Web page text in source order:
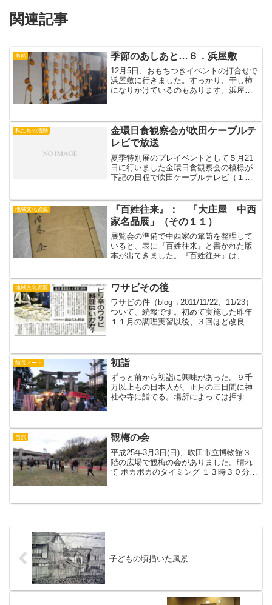
関連記事
自然 季節のあしあと…６．浜屋敷
12月5日、おもちつきイベントの打合せで
浜屋敷に行きました。すっかり、干し柿
になりかけているのもあります。浜屋敷
不要、参加無料。みんなでついて、まる
めて、食べましょう！...
私たちの活動
金環日食観察会が吹田ケーブルテ
レビで放送
夏季特別展のプレイベントとして５月21
日に行いました金環日食観察会の模様が
下記の日程で吹田ケーブルテレビ（１１
（木）９時（土・日曜は８時）、１２
時、１５時、１８時、２２時...
地域文化資源
『百姓往来』： 「大庄屋 中西
家名品展」（その１１）
展覧会の準備で中西家の箪笥を整理して
いると、表に『百姓往来』と書かれた版
本が出てきました。『百姓往来』は、農
科書の一つです。『田舎往来』（宝暦
8（1758）年刊）が普及...
地域文化資源 ワサビその後
ワサビの件（blog→2011/11/22、11/23）
ついて、続報です。初めて実施した昨年
１１月の調理実習以後、３回ほど改良を
主で...
館長ノート 初詣
ずっと前から初詣に興味があった。９千
万以上もの日本人が、正月の三日間に神
社や寺に詣でる。場所によっては押すな
のだ。日本人は何と信心深いのだろうと
アメリカの学者におどろか...
自然 観梅の会
平成25年3月3日(日)、吹田市立博物館３
階の広場で観梅の会がありました。晴れ
て ポカポカのタイミング １３時３０分か
子どもの頃描いた風景